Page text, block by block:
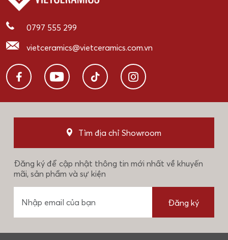
0797 555 299
vietceramics@vietceramics.com.vn
Tìm địa chỉ Showroom
Đăng ký để cập nhật thông tin mới nhất về khuyến
mãi, sản phẩm và sự kiện
Đăng ký